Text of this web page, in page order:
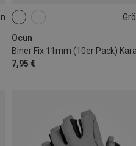
Ocun
7,95 €
ONE SIZE